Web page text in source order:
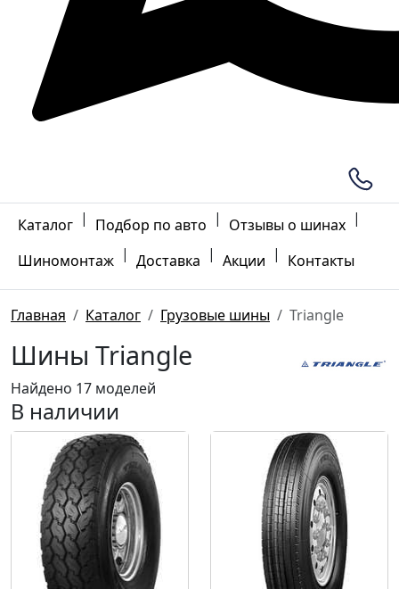
Каталог | Подбор по авто | Отзывы о шинах |
Шиномонтаж | Доставка | Акции | Контакты
Главная Каталог Грузовые шины Triangle
Шины Triangle
Найдено 17 моделей
В наличии